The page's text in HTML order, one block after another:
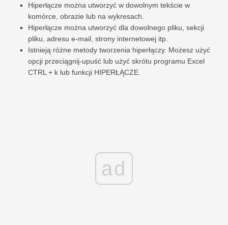
Hiperłącze można utworzyć w dowolnym tekście w
komórce, obrazie lub na wykresach.
Hiperłącze można utworzyć dla dowolnego pliku, sekcji
pliku, adresu e-mail, strony internetowej itp.
Istnieją różne metody tworzenia hiperłączy. Możesz użyć
opcji przeciągnij-upuść lub użyć skrótu programu Excel
CTRL + k lub funkcji HIPERŁĄCZE.
ad